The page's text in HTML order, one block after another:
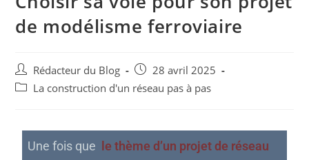
de modélisme ferroviaire
Rédacteur du Blog
28 avril 2025
La construction d'un réseau pas à pas
Une fois que
le thème d’un projet de réseau